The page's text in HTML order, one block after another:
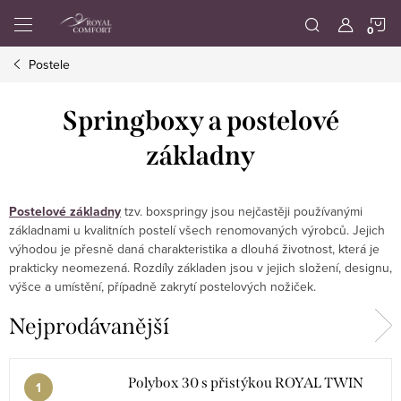
obsah
Postele
Springboxy a postelové
základny
Postelové základny tzv. boxspringy jsou nejčastěji používanými
základnami u kvalitních postelí všech renomovaných výrobců. Jejich
výhodou je přesně daná charakteristika a dlouhá životnost, která je
prakticky neomezená. Rozdíly základen jsou v jejich složení, designu,
výšce a umístění, případně zakrytí postelových nožiček.
Nejprodávanější
Polybox 30 s přistýkou ROYAL TWIN